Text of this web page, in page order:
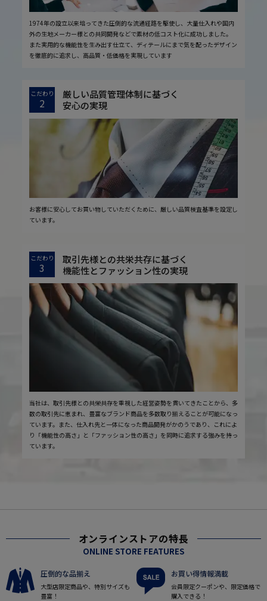
1974年の設立以来培ってきた圧倒的な流通経路を駆使し、大量仕入れや国内
外の生地メーカー様との共同開発などで素材の低コスト化に成功しました。
また実用的な機能性を生み出す仕立て、ディテールにまで気を配ったデザイン
を徹底的に追求し、高品質・低価格を実現しています
こだわり
2
厳しい品質管理体制に基づく
安心の実現
お客様に安心してお買い物していただくために、厳しい品質検査基準を設定し
ています。
こだわり
3
取引先様との共栄共存に基づく
機能性とファッション性の実現
当社は、取引先様との共栄共存を重視した経営姿勢を貫いてきたことから、多
数の取引先に恵まれ、豊富なブランド商品を多数取り揃えることが可能になっ
ています。また、仕入れ先と一体になった商品開発がかのうであり、これによ
り「機能性の高さ」と「ファッション性の高さ」を同時に追求する強みを持っ
ています。
オンラインストアの特長
ONLINE STORE FEATURES
圧倒的な品揃え
大型店限定商品や、特別サイズも
豊富！
お買い得情報満載
会員限定クーポンや、限定価格で
購入できる！